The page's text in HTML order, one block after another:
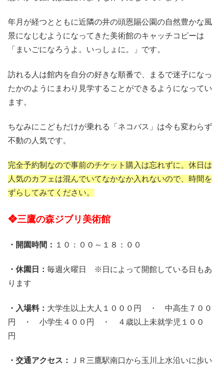
年月が経つとともに近隣の井の頭恩賜公園の自然豊かな風
景になじむようになってきた美術館のキャッチコピーは
「まいごになろうよ。いっしょに。」です。
訪れる人は館内を自分の好きな順番で、まるで迷子になっ
たかのようにまわり見学することができるようになってい
ます。
ちなみにこどもだけが乗れる「ネコバス」は今も変わらず
不動の人気です。
完全予約制なので事前のチケット購入は忘れずに。休日は
人気のカフェは混んでいてなかなか入れないので、時間を
ずらしてみてください。
❖三鷹の森ジブリ美術館
・開園時間： １０：００～１８：００
・休園日： 毎週火曜日 ※日によって開館している日もあ
ります
・入場料： 大学生以上大人１０００円 ・ 中高生７００
円 ・ 小学生４００円 ・ ４歳以上未就学児１００
円
・交通アクセス：
ＪＲ三鷹駅南口から玉川上水沿いに歩い